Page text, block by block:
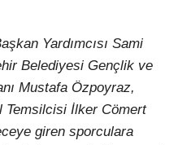
Yardımcısı Sami
Belediyesi Gençlik ve
Mustafa Özpoyraz,
Temsilcisi İlker Cömert
giren sporculara